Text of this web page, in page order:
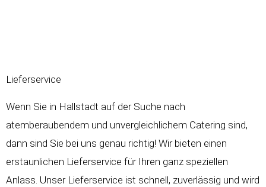
Lieferservice
Wenn Sie in Hallstadt auf der Suche nach
atemberaubendem und unvergleichlichem Catering sind,
dann sind Sie bei uns genau richtig! Wir bieten einen
erstaunlichen Lieferservice für Ihren ganz speziellen
Anlass. Unser Lieferservice ist schnell, zuverlässig und wird